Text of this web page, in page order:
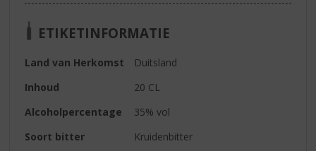
ETIKETINFORMATIE
Land van Herkomst
Duitsland
Inhoud
20 CL
Alcoholpercentage
35% vol
Soort bitter
Kruidenbitter